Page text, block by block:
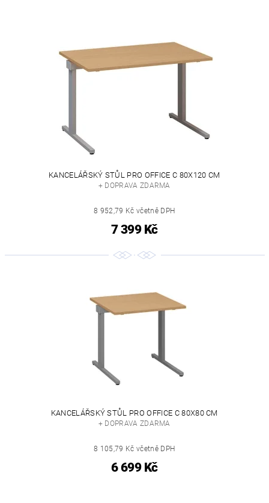
KANCELÁŘSKÝ STŮL PRO OFFICE C 80X120 CM
+ DOPRAVA ZDARMA
8 952,79 Kč včetně DPH
7 399 Kč
KANCELÁŘSKÝ STŮL PRO OFFICE C 80X80 CM
+ DOPRAVA ZDARMA
8 105,79 Kč včetně DPH
6 699 Kč